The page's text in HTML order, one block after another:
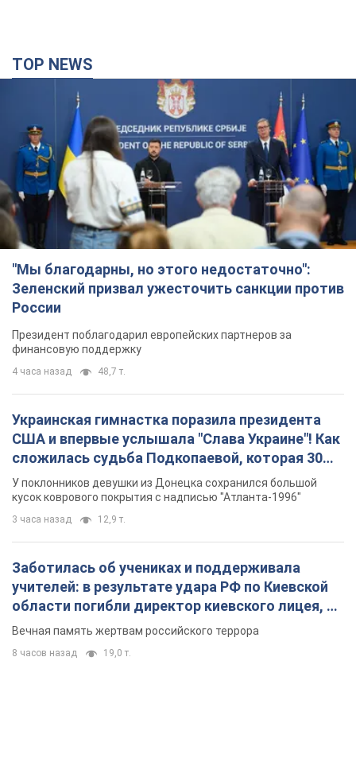
TOP NEWS
"Мы благодарны, но этого недостаточно":
Зеленский призвал ужесточить санкции против
России
Президент поблагодарил европейских партнеров за
финансовую поддержку
4 часа назад 48,7 т.
Украинская гимнастка поразила президента
США и впервые услышала "Слава Украине"! Как
сложилась судьба Подкопаевой, которая 30
лет назад завоевала "золото" Олимпиады
У поклонников девушки из Донецка сохранился большой
кусок коврового покрытия с надписью "Атланта-1996"
3 часа назад 12,9 т.
Заботилась об учениках и поддерживала
учителей: в результате удара РФ по Киевской
области погибли директор киевского лицея, её
муж и внук
Вечная память жертвам российского террора
8 часов назад 19,0 т.